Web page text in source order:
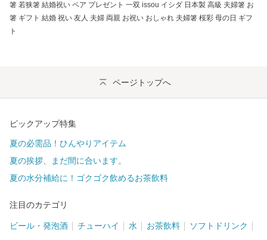
箸 若狭箸 結婚祝い ペア プレゼント 一双 issou イシダ 日本製 高級 夫婦箸 お
箸 ギフト 結婚 祝い 友人 夫婦 両親 お祝い おしゃれ 夫婦箸 桜彩 母の日 ギフ
ト
ページトップへ
ピックアップ特集
夏の必需品！ひんやりアイテム
夏の挨拶、まだ間に合います。
夏の水分補給に！ゴクゴク飲めるお茶飲料
注目のカテゴリ
ビール・発泡酒 チューハイ 水 お茶飲料 ソフトドリンク